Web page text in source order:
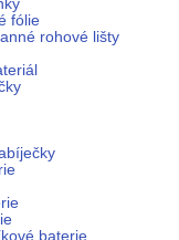
fólie
rohové lišty
baterie